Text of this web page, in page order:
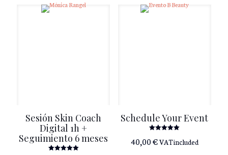
Sesión Skin Coach
Digital 1h +
Seguimiento 6 meses
Schedule Your Event
5.00
40,00€VAT included